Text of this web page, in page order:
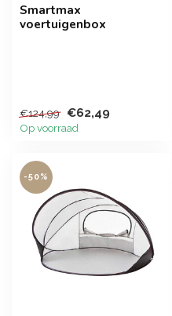
Smartmax
voertuigenbox
€124,99 €62,49
Op voorraad
-50%